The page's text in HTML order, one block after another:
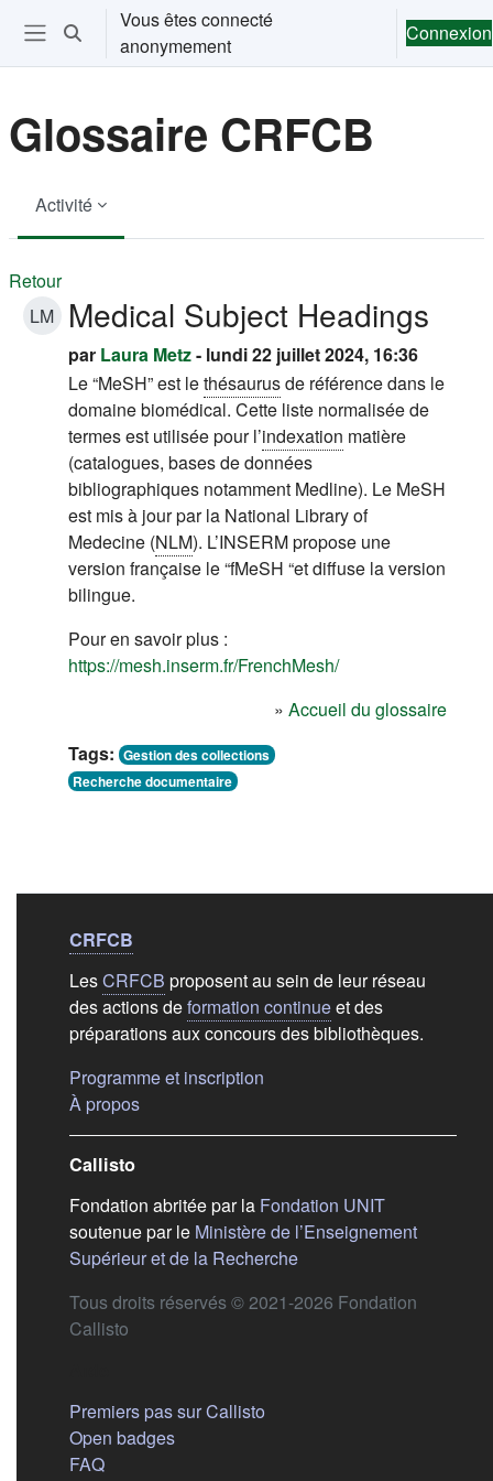
Passer au contenu principal
Ouvrir le menu de navigation
Activer/désactiver la saisie de recherche
Vous êtes connecté
anonymement
Connexion
Glossaire CRFCB
Activité
Retour
LM
Medical Subject Headings
par Laura Metz- lundi 22 juillet 2024, 16:36
Le “MeSH” est lethésaurusde référence dans le
domaine biomédical. Cette liste normalisée de
termes est utilisée pour l’indexation matière
(catalogues, bases de données
bibliographiques notamment Medline). Le MeSH
est mis à jour par la National Library of
Medecine (NLM). L’INSERM propose une
version française le “fMeSH “et diffuse la version
bilingue.
Pour en savoir plus :
https://mesh.inserm.fr/FrenchMesh/(s'ouvre dans un
» Accueil du glossaire
Tags: Gestion des collections
Recherche documentaire
Liens de bas de
CRFCB
LesCRFCB proposent au sein de leur réseau
des actions deformation continueet des
préparations aux concours des bibliothèques.
Programme et inscription
À propos(s'ouvre dans un nouvel onglet)
Callisto
Fondation abritée par la Fondation UNIT(s'ouvre
soutenue par le Ministère de l’Enseignement
Supérieur et de la Recherche(s'ouvre dans un nouvel
Tous droits réservés © 2021-2026 Fondation
Callisto
Premiers pas sur Callisto
Open badges
FAQ